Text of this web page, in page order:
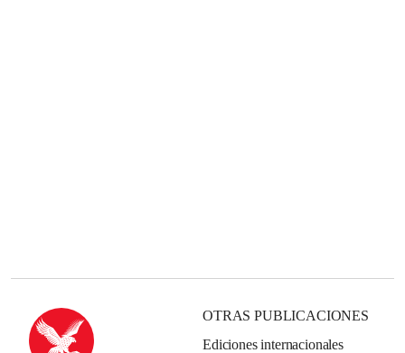
OTRAS PUBLICACIONES
Ediciones internacionales